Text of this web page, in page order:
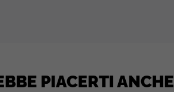
PIACERTI ANCHE